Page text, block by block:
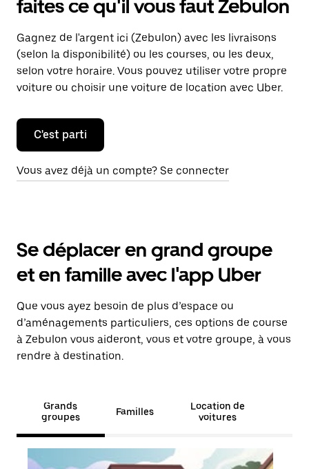
faites ce qu'il vous faut Zebulon
Gagnez de l'argent ici (Zebulon) avec les livraisons
(selon la disponibilité) ou les courses, ou les deux,
selon votre horaire. Vous pouvez utiliser votre propre
voiture ou choisir une voiture de location avec Uber.
C'est parti
Vous avez déjà un compte? Se connecter
Se déplacer en grand groupe
et en famille avec l'app Uber
Que vous ayez besoin de plus d’espace ou
d’aménagements particuliers, ces options de course
à Zebulon vous aideront, vous et votre groupe, à vous
rendre à destination.
Grands
groupes
Familles
Location de
voitures